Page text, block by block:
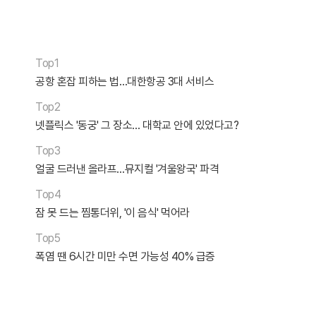
Top1
공항 혼잡 피하는 법…대한항공 3대 서비스
Top2
넷플릭스 '동궁' 그 장소… 대학교 안에 있었다고?
Top3
얼굴 드러낸 올라프…뮤지컬 '겨울왕국' 파격
Top4
잠 못 드는 찜통더위, '이 음식' 먹어라
Top5
폭염 땐 6시간 미만 수면 가능성 40% 급증